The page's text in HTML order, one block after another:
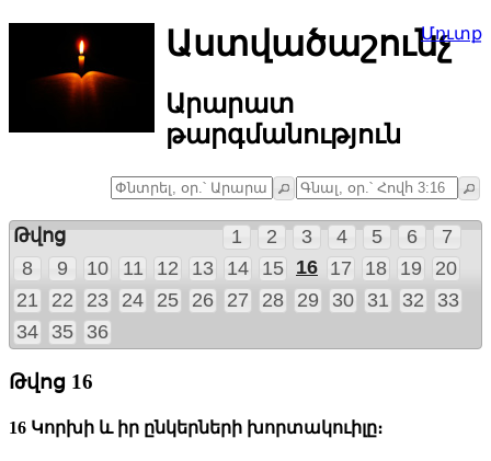
Աստվածաշունչ
Արարատ
թարգմանություն
Մուտք
Թվոց 1 2 3 4 5 6
7
8
9 10 11 12 13 14 15 16 17 18 19
20
21
22 23 24 25 26 27 28 29 30 31 32
33
34
35 36
Թվոց 16
16 Կորխի և իր ընկերների խորտակուիլը։